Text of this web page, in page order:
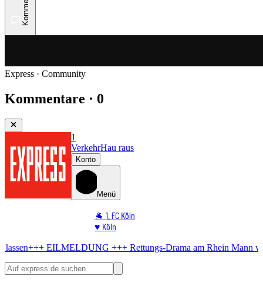
Express · Community
Kommentare · 0
1
VerkehrHau raus
Konto
Menü
🐐 1. FC Köln
♥️ Köln
🏆 Sport
+++Rettungs-Drama am RheinMann will sich nicht